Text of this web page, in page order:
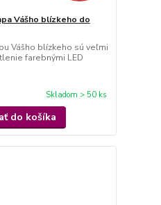
Vášho blízkeho do
Vášho blízkeho sú veľmi
farebnými LED
Skladom > 50 ks
do košíka